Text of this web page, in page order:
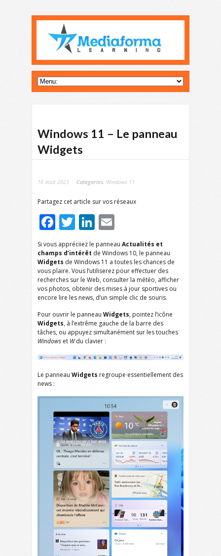
Windows 11 – Le panneau
Widgets
16 août 2023 Categories: Windows 11
Partagez cet article sur vos réseaux
Facebook
TwitterLinkedIn
Si vous appréciiez le panneau Actualités et
champs d’intérêt de Windows 10, le panneau
Widgets de Windows 11 a toutes les chances de
vous plaire. Vous l’utiliserez pour effectuer des
recherches sur le Web, consulter la météo, afficher
vos photos, obtenir des mises à jour sportives ou
encore lire les news, d’un simple clic de souris.
Pour ouvrir le panneau Widgets, pointez l’icône
Widgets, à l’extrême gauche de la barre des
tâches, ou appuyez simultanément sur les touches
Windows et Wdu clavier :
Le panneau Widgets regroupe essentiellement des
news :